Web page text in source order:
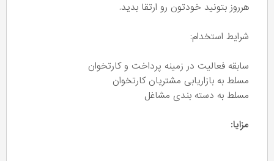
هرروز بتونید خودتون رو ارتقا بدید.
شرایط استخدام:
سابقه فعالیت در زمینه پرداخت و کارتخوان
مسلط به بازاریابی مشتریان کارتخوان
مسلط به دسته بندی مشاغل
مزایا: